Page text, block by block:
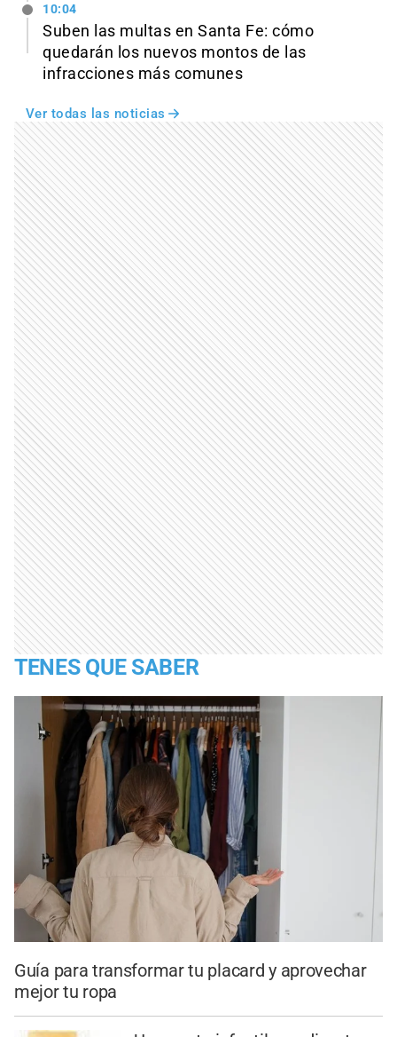
10:04
Suben las multas en Santa Fe: cómo
quedarán los nuevos montos de las
infracciones más comunes
Ver todas las noticias
TENES QUE SABER
Guía para transformar tu placard y aprovechar
mejor tu ropa